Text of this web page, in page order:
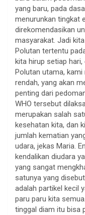
yang baru, pada
menurunkan tingkat
direkomendasikan
masyarakat. Jadi
Polutan tertentu
kita hirup setiap
Polutan utama,
rendah, yang akan
penting dari
WHO tersebut
merupakan salah
kesehatan kita, dan
jumlah kematian
udara, jekas Maria.
kendalikan diudara
yang sangat
satunya yang
adalah partikel kecil
paru paru kita
tinggal diam itu bisa